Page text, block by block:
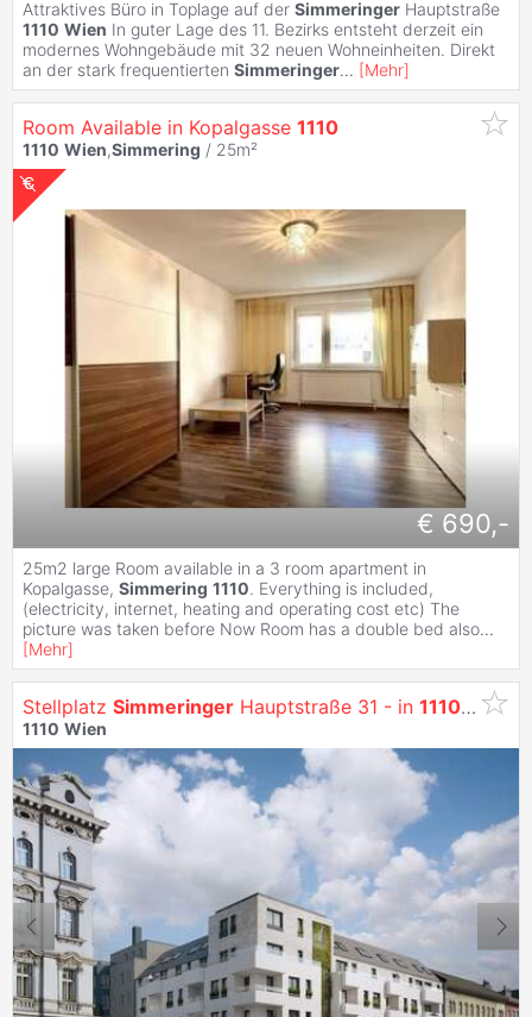
Attraktives Büro in Toplage auf der Simmeringer Hauptstraße
1110 Wien In guter Lage des 11. Bezirks entsteht derzeit ein
modernes Wohngebäude mit 32 neuen Wohneinheiten. Direkt
an der stark frequentierten Simmeringer... [Mehr]
Room Available in Kopalgasse 1110
1110 Wien,Simmering / 25m²
€ 690,-
25m2 large Room available in a 3 room apartment in
Kopalgasse, Simmering 1110. Everything is included,
(electricity, internet, heating and operating cost etc) The
picture was taken before Now Room has a double bed also...
[Mehr]
Stellplatz Simmeringer Hauptstraße 31 - in 1110 Wien
1110 Wien